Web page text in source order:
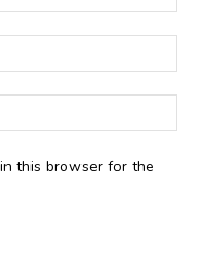
this browser for the